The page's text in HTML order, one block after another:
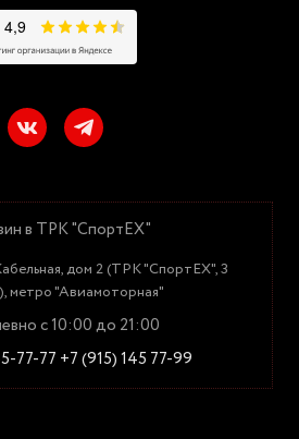
в ТРК "СпортЕХ"
дом 2 (ТРК "СпортЕХ", 3
метро "Авиамоторная"
с 10:00 до 21:00
77-77 +7 (915) 145 77-99